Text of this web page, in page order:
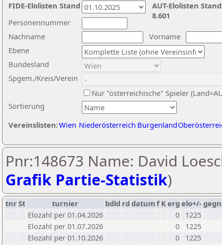
Nachname
Vorname
Ebene
Sortierung
Personennummer
Bundesland
Spgem./Kreis/Verein
Nur "österreichische" Spieler
Vereinslisten:Wien Niederösterreich Burgenland
AUT-Elolisten
8.601
FIDE-Elolisten Stand
Pnr:148673 Name: David
Grafik Partie-Statistik)
tnrSt turnier bdld rd datumf Kerg elo+/-
Elozahl per 01.04.2026
0
1225
Elozahl per 01.07.2026
0
1225
Elozahl per 01.10.2026
0 1225